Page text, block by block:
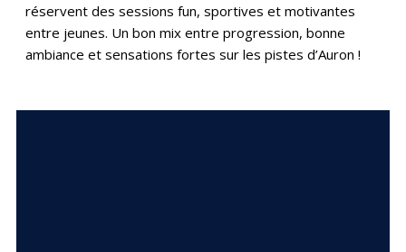
réservent des sessions fun, sportives et motivantes
entre jeunes. Un bon mix entre progression, bonne
ambiance et sensations fortes sur les pistes d’Auron !